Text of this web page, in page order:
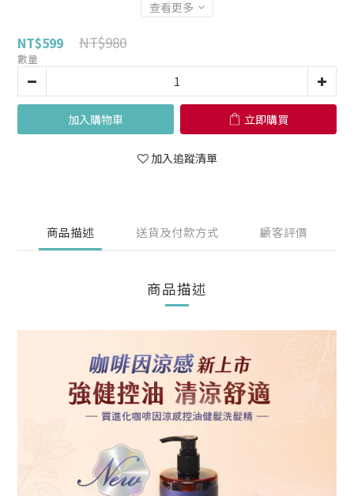
查看更多
NT$599 NT$980
數量
加入購物車 立即購買
加入追蹤清單
商品描述 送貨及付款方式 顧客評價
商品描述